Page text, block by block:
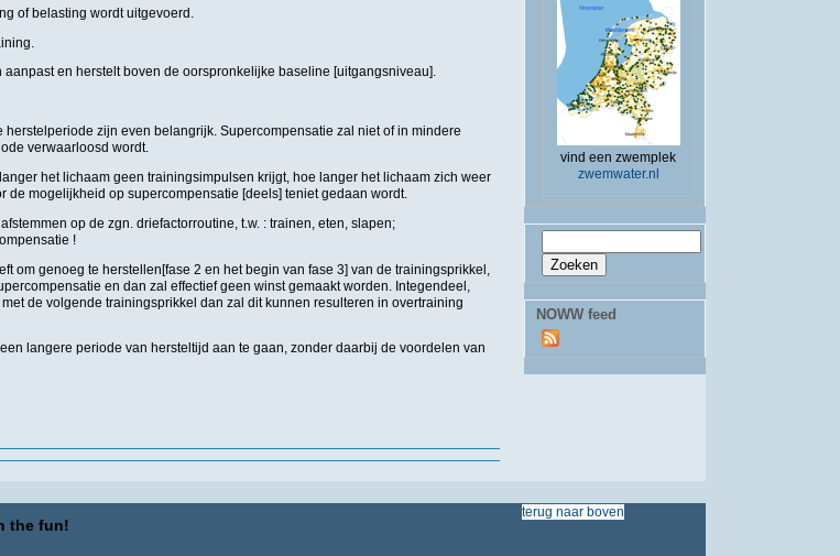
of belasting wordt uitgevoerd.
aanpast en herstelt boven de oorspronkelijke baseline [uitgangsniveau].
zijn even belangrijk. Supercompensatie zal niet of in mindere
verwaarloosd wordt.
het lichaam geen trainingsimpulsen krijgt, hoe langer het lichaam zich weer
de mogelijkheid op supercompensatie [deels] teniet gedaan wordt.
op de zgn. driefactorroutine, t.w. : trainen, eten, slapen;
!
om genoeg te herstellen[fase 2 en het begin van fase 3] van de trainingsprikkel,
en dan zal effectief geen winst gemaakt worden. Integendeel,
de volgende trainingsprikkel dan zal dit kunnen resulteren in overtraining
langere periode van hersteltijd aan te gaan, zonder daarbij de voordelen van
vind een zwemplek
zwemwater.nl
Zoekveld
NOWW feed
the fun!
terug naar boven